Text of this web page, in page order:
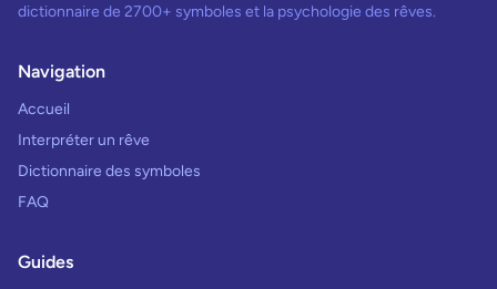
dictionnaire de 2700+ symboles et la psychologie des rêves.
Navigation
Accueil
Interpréter un rêve
Dictionnaire des symboles
FAQ
Guides